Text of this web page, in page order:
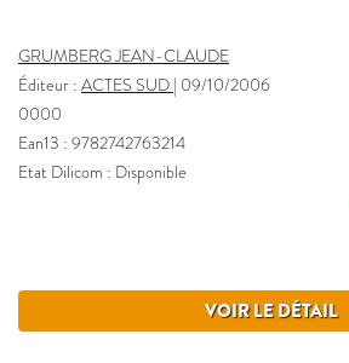
GRUMBERG JEAN-CLAUDE
Éditeur : ACTES SUD | 09/10/2006
0000
Ean13 : 9782742763214
Etat Dilicom : Disponible
VOIR LE DÉTAIL